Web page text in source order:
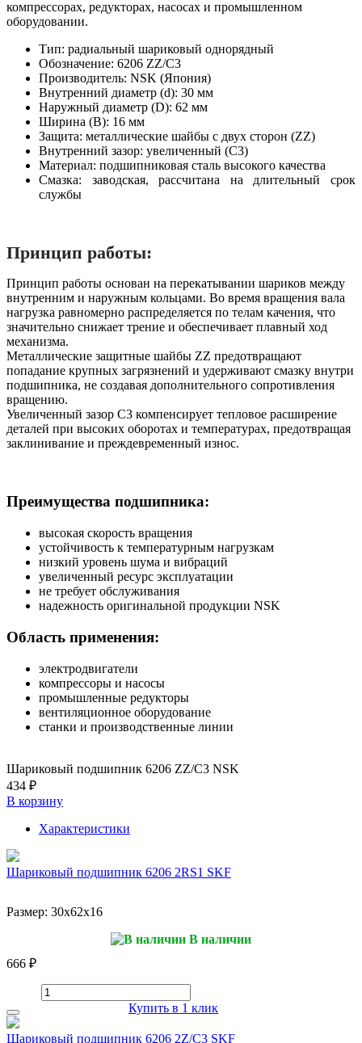
компрессорах, редукторах, насосах и промышленном
оборудовании.
Тип: радиальный шариковый однорядный
Обозначение: 6206 ZZ/C3
Производитель: NSK (Япония)
Внутренний диаметр (d): 30 мм
Наружный диаметр (D): 62 мм
Ширина (B): 16 мм
Защита: металлические шайбы с двух сторон (ZZ)
Внутренний зазор: увеличенный (C3)
Материал: подшипниковая сталь высокого качества
Смазка: заводская, рассчитана на длительный срок
службы
Принцип работы:
Принцип работы основан на перекатывании шариков между
внутренним и наружным кольцами. Во время вращения вала
нагрузка равномерно распределяется по телам качения, что
значительно снижает трение и обеспечивает плавный ход
механизма.
Металлические защитные шайбы ZZ предотвращают
попадание крупных загрязнений и удерживают смазку внутри
подшипника, не создавая дополнительного сопротивления
вращению.
Увеличенный зазор C3 компенсирует тепловое расширение
деталей при высоких оборотах и температурах, предотвращая
заклинивание и преждевременный износ.
Преимущества подшипника:
высокая скорость вращения
устойчивость к температурным нагрузкам
низкий уровень шума и вибраций
увеличенный ресурс эксплуатации
не требует обслуживания
надежность оригинальной продукции NSK
Область применения:
электродвигатели
компрессоры и насосы
промышленные редукторы
вентиляционное оборудование
станки и производственные линии
Шариковый подшипник 6206 ZZ/C3 NSK
434 ₽
В корзину
Характеристики
Шариковый подшипник 6206 2RS1 SKF
Размер: 30x62x16
В наличии
666 ₽
Купить в 1 клик
Шариковый подшипник 6206 2Z/C3 SKF